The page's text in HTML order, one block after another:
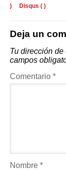
) Disqus ( )
Deja un
Tu dirección
campos
Comentario *
Nombre *